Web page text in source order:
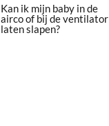
Kan ik mijn baby in de
airco of bij de ventilator
laten slapen?